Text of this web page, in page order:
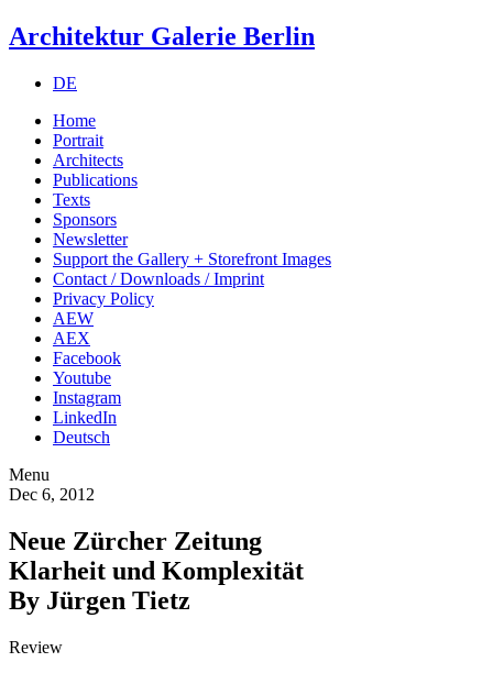
Architektur Galerie Berlin
DE
Home
Portrait
Architects
Publications
Texts
Sponsors
Newsletter
Support the Gallery + Storefront Images
Contact / Downloads / Imprint
Privacy Policy
AEW
AEX
Facebook
Youtube
Instagram
LinkedIn
Deutsch
Menu
Dec 6, 2012
Neue Zürcher Zeitung
Klarheit und Komplexität
By Jürgen Tietz
Review